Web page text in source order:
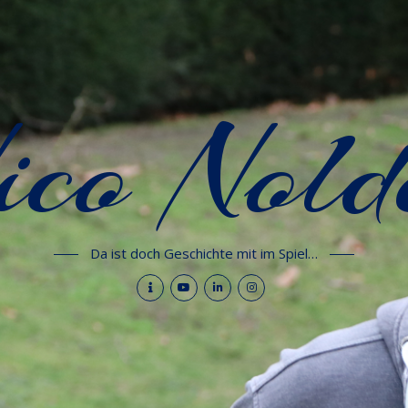
Da ist doch Geschichte mit im Spiel…